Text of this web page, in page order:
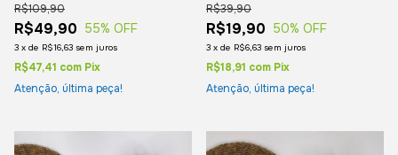
R$49,90
R$109,90
55% OFF
3 x de R$16,63 sem juros
R$47,41 com Pix
Atenção, última peça!
R$19,90
R$39,90
50% OFF
3 x de R$6,63 sem juros
R$18,91 com Pix
Atenção, última peça!